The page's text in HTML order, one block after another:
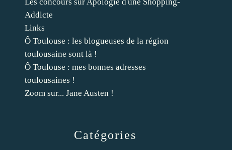
Catégories
Addicte
Links
Ô Toulouse : les blogueuses de la région
toulousaine sont là !
Ô Toulouse : mes bonnes adresses
toulousaines !
Zoom sur... Jane Austen !